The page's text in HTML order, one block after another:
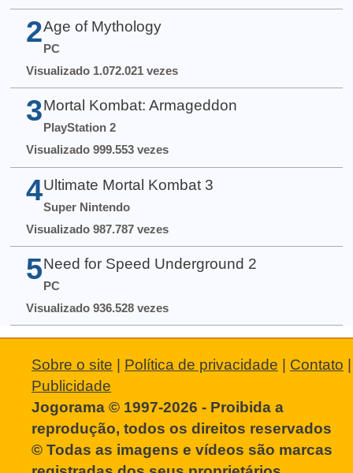
2 Age of Mythology
PC
Visualizado 1.072.021 vezes
3 Mortal Kombat: Armageddon
PlayStation 2
Visualizado 999.553 vezes
4 Ultimate Mortal Kombat 3
Super Nintendo
Visualizado 987.787 vezes
5 Need for Speed Underground 2
PC
Visualizado 936.528 vezes
Sobre o site Política de privacidade Contato
Publicidade
Jogorama © 1997-2026 - Proibida a
reprodução, todos os direitos reservados
© Todas as imagens e vídeos são marcas